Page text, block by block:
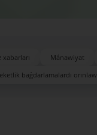
xabarları Mánawiyat
baǵdarlamalardı orınlaw